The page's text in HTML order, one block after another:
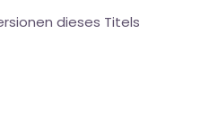
dieses Titels